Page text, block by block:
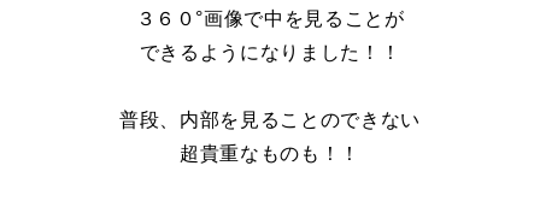
３６０°画像で中を見ることが
できるようになりました！！
普段、内部を見ることのできない
超貴重なものも！！